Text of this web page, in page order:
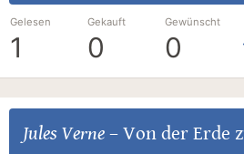
Gelesen
1
Gekauft
0
Gewünscht
0
Jules Verne– Von der Erde